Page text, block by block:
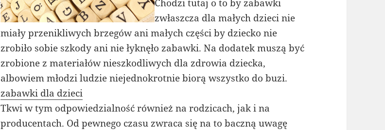
Chodzi tutaj o to by zabawki
zwłaszcza dla małych dzieci nie
miały przenikliwych brzegów ani małych części by dziecko nie
zrobiło sobie szkody ani nie łyknęło zabawki. Na dodatek muszą być
zrobione z materiałów nieszkodliwych dla zdrowia dziecka,
albowiem młodzi ludzie niejednokrotnie biorą wszystko do buzi.
zabawki dla dzieci
Tkwi w tym odpowiedzialność również na rodzicach, jak i na
producentach. Od pewnego czasu zwraca się na to baczną uwagę